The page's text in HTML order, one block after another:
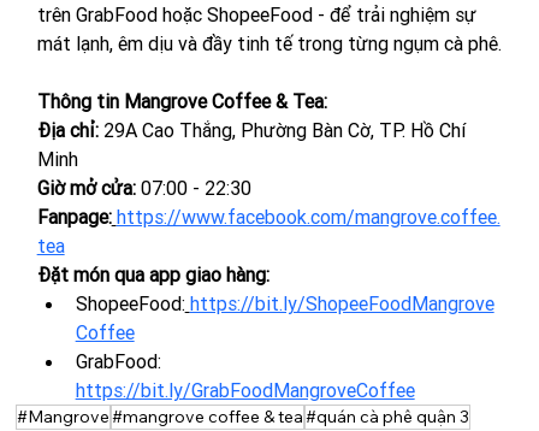
trên GrabFood hoặc ShopeeFood - để trải nghiệm sự
mát lạnh, êm dịu và đầy tinh tế trong từng ngụm cà phê.
Thông tin Mangrove Coffee & Tea:
Địa chỉ: 29A Cao Thắng, Phường Bàn Cờ, TP. Hồ Chí
Minh
Giờ mở cửa: 07:00 - 22:30
Fanpage: https://www.facebook.com/mangrove.coffee.
tea
Đặt món qua app giao hàng:
ShopeeFood: https://bit.ly/ShopeeFoodMangrove
Coffee
GrabFood:
https://bit.ly/GrabFoodMangroveCoffee
#Mangrove#mangrove coffee & tea#quán cà phê quận 3